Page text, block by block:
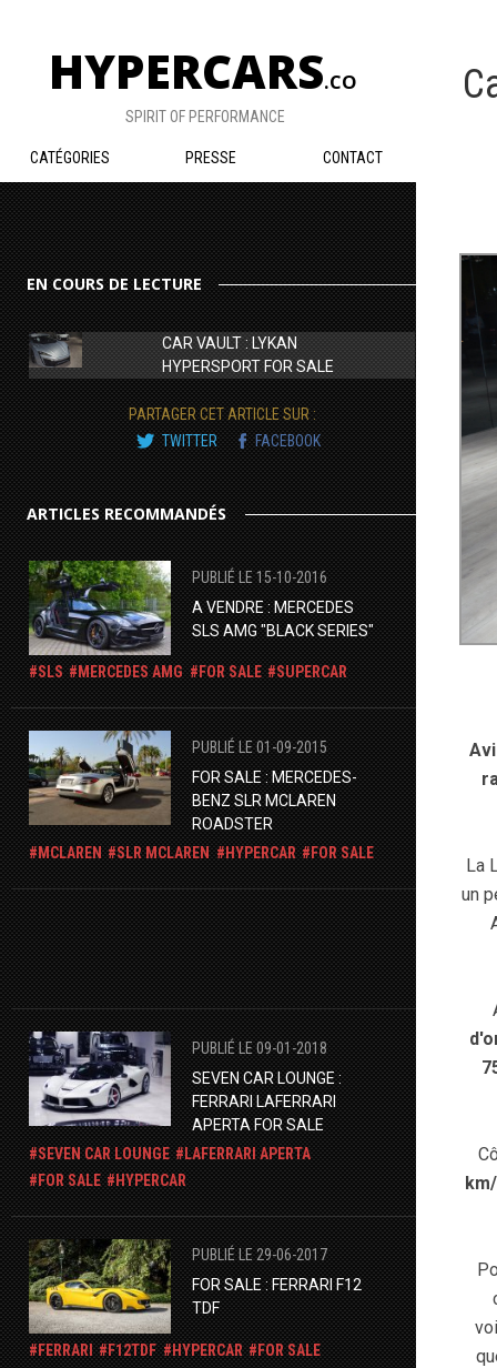
HYPERCARS.CO
SPIRIT OF PERFORMANCE
CATÉGORIES PRESSE CONTACT
EN COURS DE LECTURE
CAR VAULT : LYKAN
HYPERSPORT FOR SALE
PARTAGER CET ARTICLE SUR :
TWITTER
FACEBOOK
ARTICLES RECOMMANDÉS
PUBLIÉ LE 15-10-2016
A VENDRE : MERCEDES
SLS AMG "BLACK SERIES"
SLS MERCEDES AMG FOR SALE SUPERCAR
PUBLIÉ LE 01-09-2015
FOR SALE : MERCEDES-
BENZ SLR MCLAREN
ROADSTER
MCLAREN
SLR MCLAREN HYPERCAR FOR SALE
PUBLIÉ LE 09-01-2018
SEVEN CAR LOUNGE :
FERRARI LAFERRARI
APERTA FOR SALE
​SEVEN CAR LOUNGE
LAFERRARI APERTA
FOR SALE
HYPERCAR
PUBLIÉ LE 29-06-2017
FOR SALE : FERRARI F12
TDF
FERRARI F12TDF HYPERCAR FOR SALE
La
un